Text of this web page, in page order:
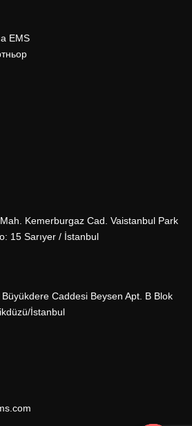
EMS
Kemerburgaz Cad. Vaistanbul Park
15 Sarıyer / İstanbul
Caddesi Beysen Apt. B Blok
İstanbul